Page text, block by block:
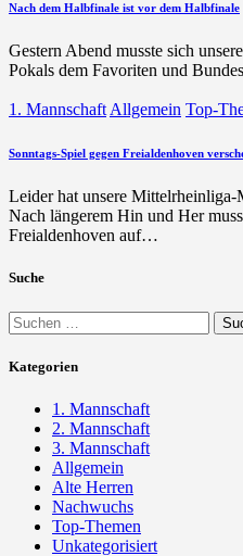
Nach dem Halbfinale ist vor dem Halbfinale
Gestern Abend musste sich
Pokals dem Favoriten und
1. Mannschaft Allgemein Top-
Sonntags-Spiel gegen Freialdenhoven
Leider hat unsere Mittelrheinliga-
Nach längerem Hin und Her
Freialdenhoven auf…
Suche
Suchen
nach:
Kategorien
1. Mannschaft
2. Mannschaft
3. Mannschaft
Allgemein
Alte Herren
Nachwuchs
Top-Themen
Unkategorisiert